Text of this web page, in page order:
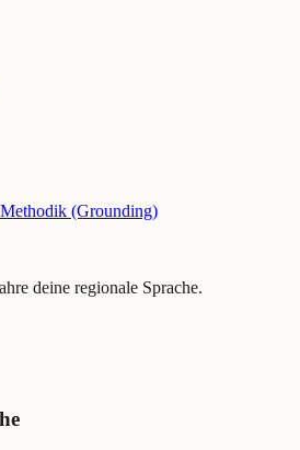
(Grounding)
deine regionale Sprache.